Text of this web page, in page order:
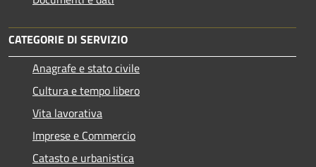
CATEGORIE DI SERVIZIO
Anagrafe e stato civile
Cultura e tempo libero
Vita lavorativa
Imprese e Commercio
Catasto e urbanistica